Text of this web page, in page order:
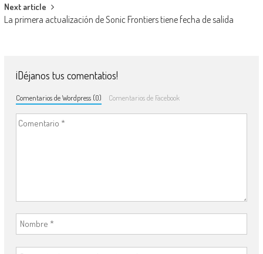
Next article
La primera actualización de Sonic Frontiers tiene fecha de salida
¡Déjanos tus comentatios!
Comentarios de Wordpress (0) Comentarios de Facebook